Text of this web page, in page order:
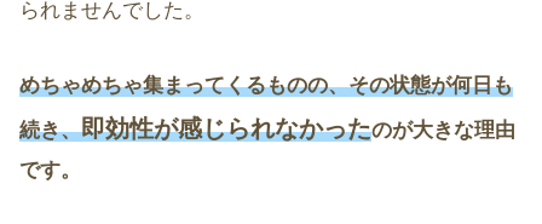
られませんでした。
めちゃめちゃ集まってくるものの、その状態が何日も
続き、即効性が感じられなかったのが大きな理由
です。